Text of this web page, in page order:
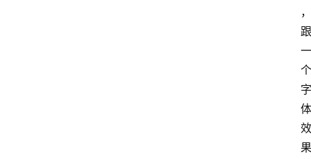
，
跟
一
个
字
体
效
果